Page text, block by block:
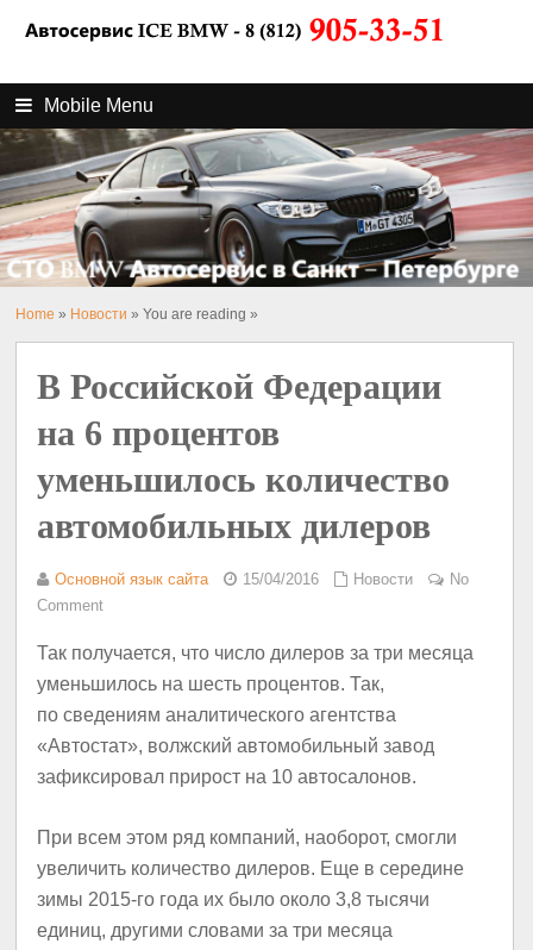
Mobile Menu
Home » Новости » You are reading »
В Российской Федерации
на 6 процентов
уменьшилось количество
автомобильных дилеров
Основной язык сайта 15/04/2016 Новости
No
Comment
Так получается, что число дилеров за три месяца
уменьшилось на шесть процентов. Так,
по сведениям аналитического агентства
«Автостат», волжский автомобильный завод
зафиксировал прирост на 10 автосалонов.
При всем этом ряд компаний, наоборот, смогли
увеличить количество дилеров. Еще в середине
зимы 2015-го года их было около 3,8 тысячи
единиц, другими словами за три месяца